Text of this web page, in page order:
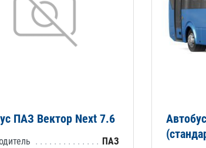
ПАЗ Вектор Next 7.6
ПАЗ